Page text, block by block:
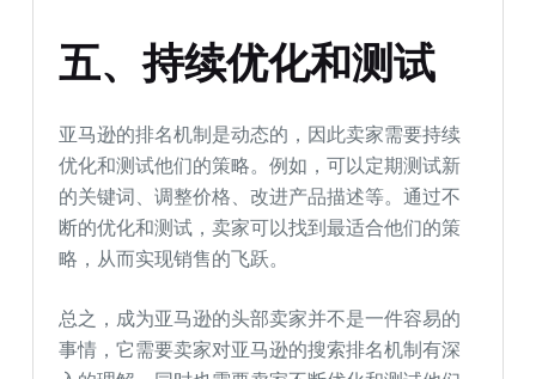
五、持续优化和测试
亚马逊的排名机制是动态的，因此卖家需要持续
优化和测试他们的策略。例如，可以定期测试新
的关键词、调整价格、改进产品描述等。通过不
断的优化和测试，卖家可以找到最适合他们的策
略，从而实现销售的飞跃。
总之，成为亚马逊的头部卖家并不是一件容易的
事情，它需要卖家对亚马逊的搜索排名机制有深